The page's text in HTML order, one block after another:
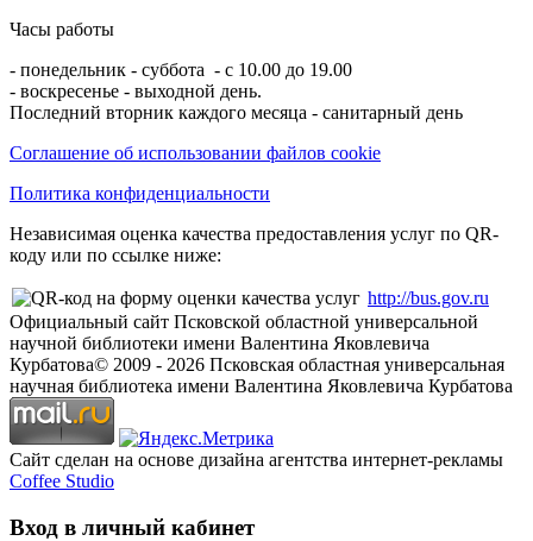
Часы работы
- понедельник - суббота - с 10.00 до 19.00
- воскресенье - выходной день.
Последний вторник каждого месяца - санитарный день
Соглашение об использовании файлов cookie
Политика конфиденциальности
Независимая оценка качества предоставления услуг по QR-
коду или по ссылке ниже:
http://bus.gov.ru
Официальный сайт Псковской областной универсальной
научной библиотеки имени Валентина Яковлевича
Курбатова© 2009 - 2026 Псковская областная универсальная
научная библиотека имени Валентина Яковлевича Курбатова
Сайт сделан на основе дизайна агентства интернет-рекламы
Coffee Studio
Вход в личный кабинет